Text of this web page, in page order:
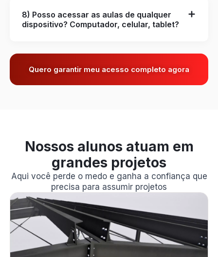
8) Posso acessar as aulas de qualquer
dispositivo? Computador, celular, tablet?
Quero garantir meu acesso completo agora
Nossos alunos atuam em
grandes projetos
Aqui você perde o medo e ganha a confiança que
precisa para assumir projetos